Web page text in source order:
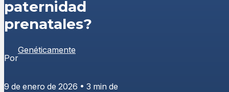
paternidad
prenatales?
Por
Genéticamente
9 de enero de 2026 • 3 min de